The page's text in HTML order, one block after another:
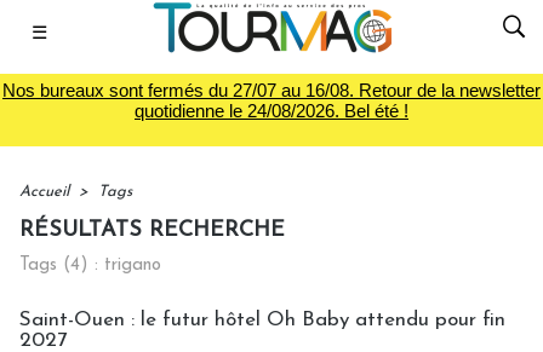
☰
Nos bureaux sont fermés du 27/07 au 16/08. Retour de la newsletter
quotidienne le 24/08/2026. Bel été !
Accueil > Tags
RÉSULTATS RECHERCHE
Tags (4) : trigano
Saint-Ouen : le futur hôtel Oh Baby attendu pour fin
2027